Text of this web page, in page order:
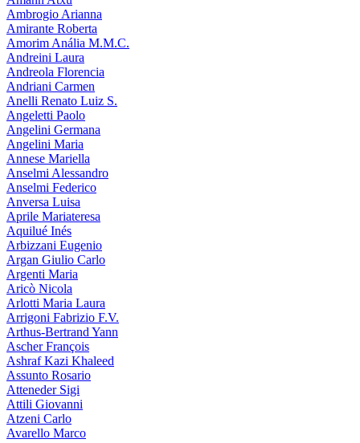
Ambrogio Arianna
Amirante Roberta
Amorim Anália M.M.C.
Andreini Laura
Andreola Florencia
Andriani Carmen
Anelli Renato Luiz S.
Angeletti Paolo
Angelini Germana
Angelini Maria
Annese Mariella
Anselmi Alessandro
Anselmi Federico
Anversa Luisa
Aprile Mariateresa
Aquilué Inés
Arbizzani Eugenio
Argan Giulio Carlo
Argenti Maria
Aricò Nicola
Arlotti Maria Laura
Arrigoni Fabrizio F.V.
Arthus-Bertrand Yann
Ascher François
Ashraf Kazi Khaleed
Assunto Rosario
Atteneder Sigi
Attili Giovanni
Atzeni Carlo
Avarello Marco